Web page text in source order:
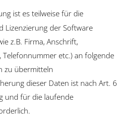
ist es teilweise für die
Lizenzierung der Software
z.B. Firma, Anschrift,
Telefonnummer etc.) an folgende
zu übermitteln
dieser Daten ist nach Art. 6
und für die laufende